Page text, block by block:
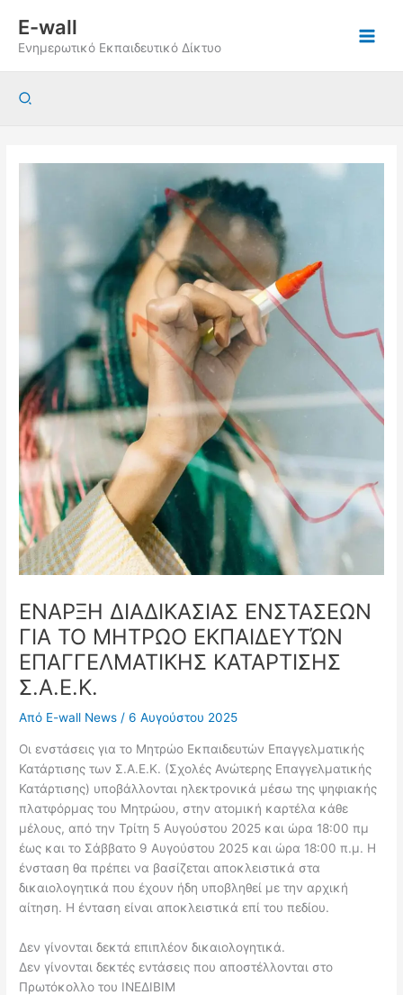
περιεχόμενο
E-wall
Ενημερωτικό Εκπαιδευτικό Δίκτυο
Αναζήτηση
ΕΝΑΡΞΗ ΔΙΑΔΙΚΑΣΙΑΣ ΕΝΣΤΑΣΕΩΝ
ΓΙΑ ΤΟ ΜΗΤΡΩΟ ΕΚΠΑΙΔΕΥΤΏΝ
ΕΠΑΓΓΕΛΜΑΤΙΚΗΣ ΚΑΤΑΡΤΙΣΗΣ
Σ.Α.Ε.Κ.
Από E-wall News /6 Αυγούστου 2025
Οι ενστάσεις για το Μητρώο Εκπαιδευτών Επαγγελματικής
Κατάρτισης των Σ.Α.Ε.Κ. (Σχολές Ανώτερης Επαγγελματικής
Κατάρτισης) υποβάλλονται ηλεκτρονικά μέσω της ψηφιακής
πλατφόρμας του Μητρώου, στην ατομική καρτέλα κάθε
μέλους, από την Τρίτη 5 Αυγούστου 2025 και ώρα 18:00 πμ
έως και το Σάββατο 9 Αυγούστου 2025 και ώρα 18:00 π.μ. Η
ένσταση θα πρέπει να βασίζεται αποκλειστικά στα
δικαιολογητικά που έχουν ήδη υποβληθεί με την αρχική
αίτηση. Η ένταση είναι αποκλειστικά επί του πεδίου.
Δεν γίνονται δεκτά επιπλέον δικαιολογητικά.
Δεν γίνονται δεκτές εντάσεις που αποστέλλονται στο
Πρωτόκολλο του ΙΝΕΔΙΒΙΜ